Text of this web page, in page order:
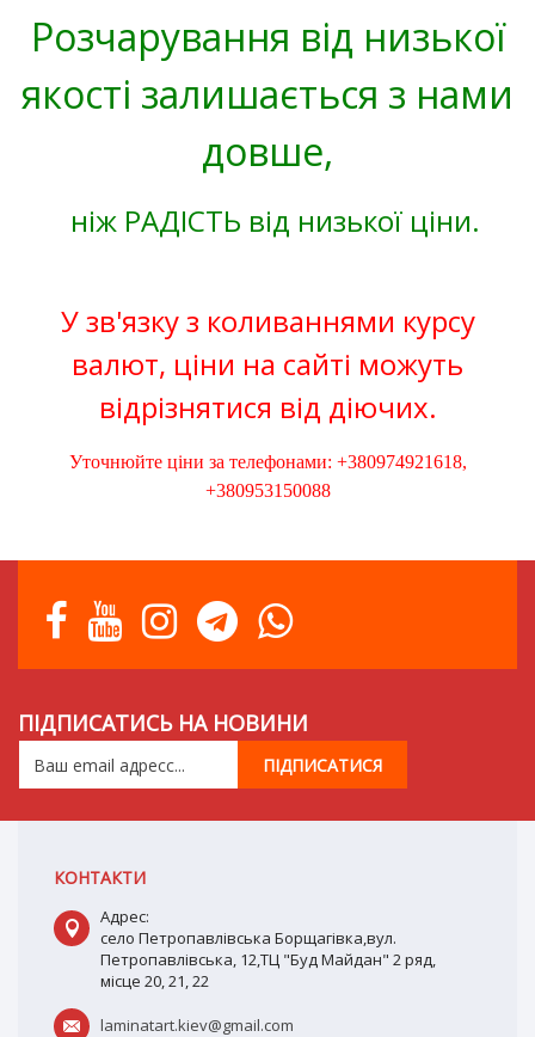
Розчарування від низької
якості залишається з нами
довше,
ніж РАДІСТЬ від низької ціни.
У зв'язку з коливаннями курсу
валют, ціни на сайті можуть
відрізнятися від діючих.
Уточнюйте ціни за телефонами: +380974921618,
+380953150088
ПІДПИСАТИСЬ НА НОВИНИ
КОНТАКТИ
Адрес:
село Петропавлівська Борщагівка,вул.
Петропавлівська, 12,ТЦ "Буд Майдан" 2 ряд,
місце 20, 21, 22
laminatart.kiev@gmail.com